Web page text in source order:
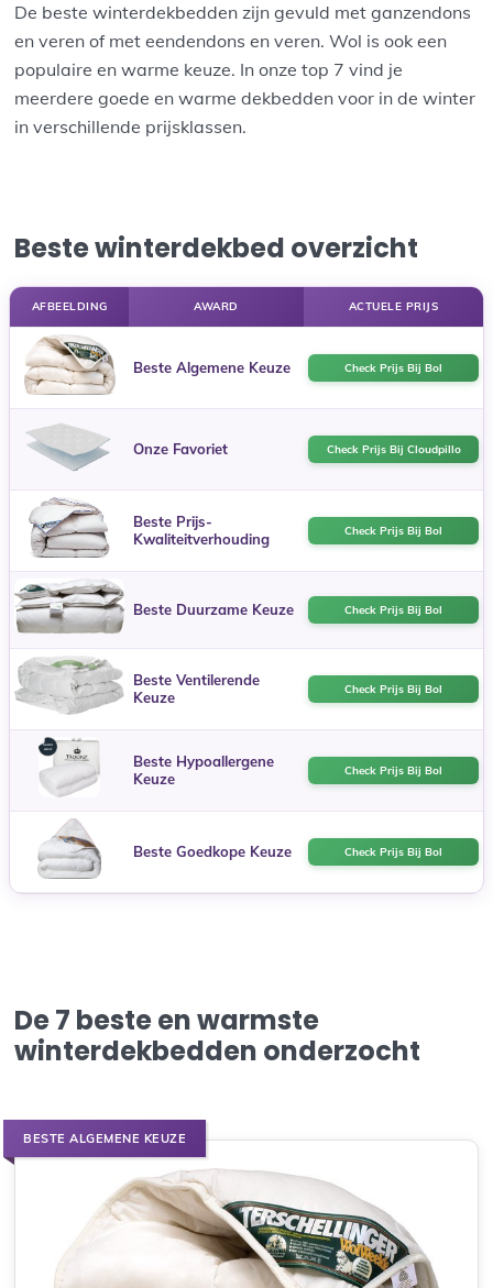
De beste winterdekbedden zijn gevuld met ganzendons
en veren of met eendendons en veren. Wol is ook een
populaire en warme keuze. In onze top 7 vind je
meerdere goede en warme dekbedden voor in de winter
in verschillende prijsklassen.
Beste winterdekbed overzicht
AFBEELDING AWARD ACTUELE PRIJS
Beste Algemene Keuze Check Prijs Bij Bol
Onze Favoriet Check Prijs Bij Cloudpillo
Beste Prijs-
Kwaliteitverhouding
Check Prijs Bij Bol
Beste Duurzame Keuze Check Prijs Bij Bol
Beste Ventilerende
Keuze
Check Prijs Bij Bol
Beste Hypoallergene
Keuze
Check Prijs Bij Bol
Beste Goedkope Keuze Check Prijs Bij Bol
De 7 beste en warmste
winterdekbedden onderzocht
BESTE ALGEMENE KEUZE